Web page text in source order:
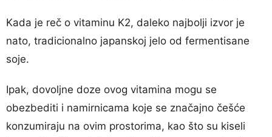
Kada je reč o vitaminu K2, daleko najbolji izvor je
nato, tradicionalno japanskoj jelo od fermentisane
soje.
Ipak, dovoljne doze ovog vitamina mogu se
obezbediti i namirnicama koje se značajno češće
konzumiraju na ovim prostorima, kao što su kiseli